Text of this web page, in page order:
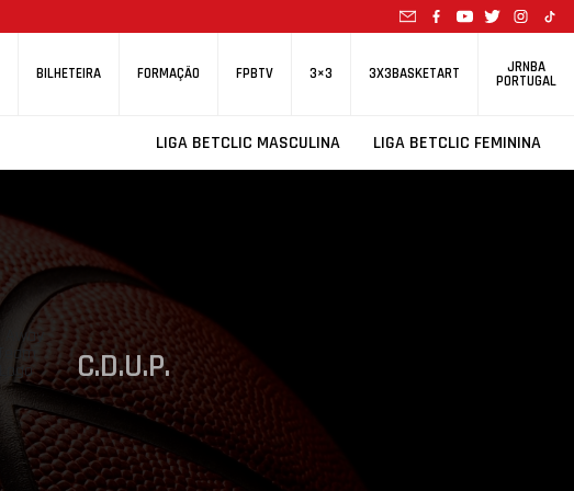
BILHETEIRA FORMAÇÃO FPBTV 3×3 3X3BASKETART JRNBA
PORTUGAL
LIGA BETCLIC MASCULINA LIGA BETCLIC FEMININA
C.D.U.P.